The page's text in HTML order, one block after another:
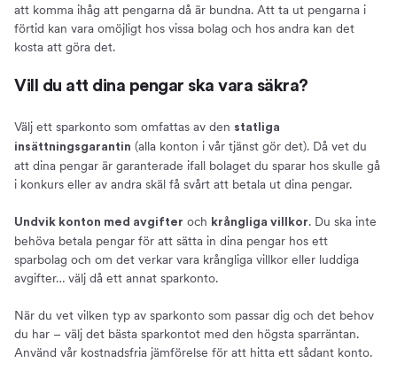
att komma ihåg att pengarna då är bundna. Att ta ut pengarna i
förtid kan vara omöjligt hos vissa bolag och hos andra kan det
kosta att göra det.
Vill du att dina pengar ska vara säkra?
Välj ett sparkonto som omfattas av den statliga
insättningsgarantin (alla konton i vår tjänst gör det). Då vet du
att dina pengar är garanterade ifall bolaget du sparar hos skulle gå
i konkurs eller av andra skäl få svårt att betala ut dina pengar.
Undvik konton med avgifter och krångliga villkor. Du ska inte
behöva betala pengar för att sätta in dina pengar hos ett
sparbolag och om det verkar vara krångliga villkor eller luddiga
avgifter… välj då ett annat sparkonto.
När du vet vilken typ av sparkonto som passar dig och det behov
du har – välj det bästa sparkontot med den högsta sparräntan.
Använd vår kostnadsfria jämförelse för att hitta ett sådant konto.